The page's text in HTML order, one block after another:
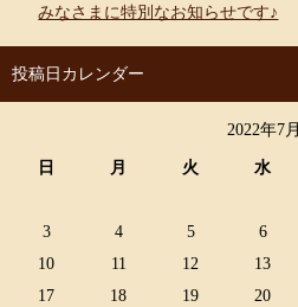
みなさまに特別なお知らせです♪
投稿日カレンダー
2022年7月
日 月 火 水
3
4 5 6
10
11 12 13
17
18 19 20